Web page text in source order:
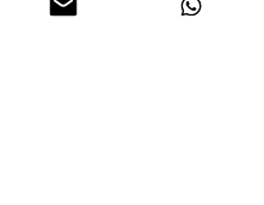
מבנה מגדלי תל אביב